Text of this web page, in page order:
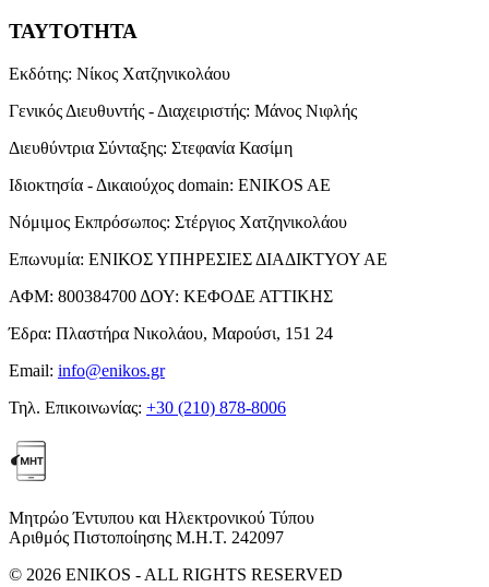
ΤΑΥΤΟΤΗΤΑ
Εκδότης: Νίκος Χατζηνικολάου
Γενικός Διευθυντής - Διαχειριστής: Μάνος Νιφλής
Διευθύντρια Σύνταξης: Στεφανία Κασίμη
Ιδιοκτησία - Δικαιούχος domain: ENIKOS AE
Νόμιμος Εκπρόσωπος: Στέργιος Χατζηνικολάου
Επωνυμία: ΕΝΙΚΟΣ ΥΠΗΡΕΣΙΕΣ ΔΙΑΔΙΚΤΥΟΥ ΑΕ
ΑΦΜ: 800384700 ΔΟΥ: ΚΕΦΟΔΕ ΑΤΤΙΚΗΣ
Έδρα: Πλαστήρα Νικολάου, Μαρούσι, 151 24
Email: info@enikos.gr
Τηλ. Επικοινωνίας: +30 (210) 878-8006
Μητρώο Έντυπου και Ηλεκτρονικού Τύπου
Αριθμός Πιστοποίησης Μ.Η.Τ. 242097
© 2026 ENIKOS - ALL RIGHTS RESERVED